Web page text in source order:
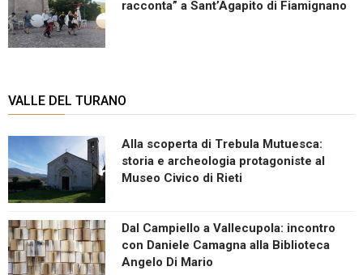
racconta” a Sant’Agapito di Fiamignano
VALLE DEL TURANO
Alla scoperta di Trebula Mutuesca:
storia e archeologia protagoniste al
Museo Civico di Rieti
Dal Campiello a Vallecupola: incontro
con Daniele Camagna alla Biblioteca
Angelo Di Mario